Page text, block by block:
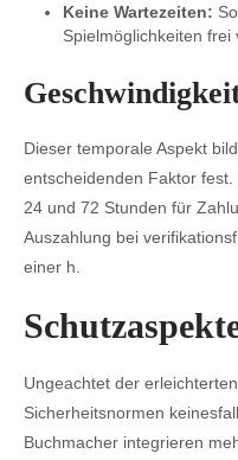
Keine Wartezeiten:
Spielmöglichkeiten
Dieser temporale Aspekt
entscheidenden Faktor
24 und 72 Stunden für
Auszahlung bei
einer h.
Ungeachtet der
Sicherheitsnormen
Buchmacher integrieren